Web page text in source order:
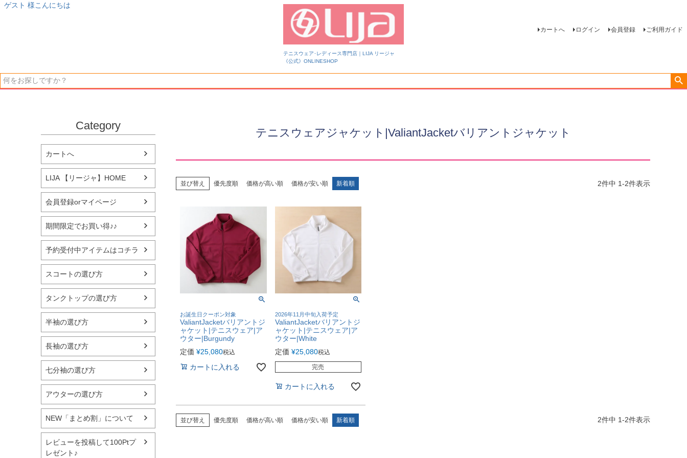
テニスウェア･レディース専門店｜LIJA リージャ
《公式》ONLINESHOP
ゲスト 様こんにちは
カートへ ログイン 会員登録 ご利用ガイド
Category
カートへ
LIJA 【リージャ】HOME
会員登録orマイページ
期間限定でお買い得♪♪
予約受付中アイテムはコチラ
スコートの選び方
タンクトップの選び方
半袖の選び方
長袖の選び方
七分袖の選び方
アウターの選び方
NEW「まとめ割」について
レビューを投稿して100Ptプ
レゼント♪
テニスウェアジャケット|ValiantJacketバリアントジャケット
並び替え 優先度順 価格が高い順 価格が安い順 新着順 2件中 1-2件表示
お誕生日クーポン対象
ValiantJacketバリアントジ
ャケット|テニスウェア|ア
ウター|Burgundy
定価 ¥25,080税込
カートに入れる
2026年11月中旬入荷予定
ValiantJacketバリアントジ
ャケット|テニスウェア|ア
ウター|White
定価 ¥25,080税込
完売
カートに入れる
並び替え 優先度順 価格が高い順 価格が安い順 新着順 2件中 1-2件表示